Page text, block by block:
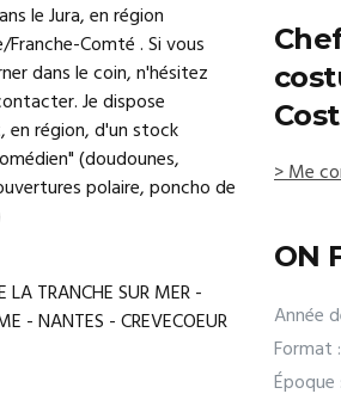
> Me
ON
Année
Format :
Époque :
le Jura, en région
Comté . Si vous
dans le coin, n'hésitez
Je dispose
en région, d'un stock
(doudounes,
polaire, poncho de
LA TRANCHE SUR MER -
- NANTES - CREVECOEUR